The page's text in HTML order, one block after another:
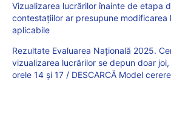
Vizualizarea lucrărilor înainte de etapa
contestațiilor ar presupune modificarea
aplicabile
Rezultate Evaluarea Națională 2025.
vizualizarea lucrărilor se depun doar
orele 14 și 17 / DESCARCĂ Model